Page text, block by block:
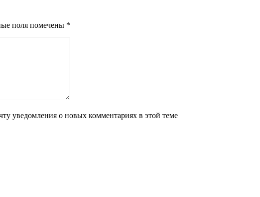
поля помечены *
уведомления о новых комментариях в этой теме